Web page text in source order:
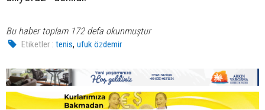
Bu haber toplam 172 defa okunmuştur
Etiketler : tenis,ufuk özdemir